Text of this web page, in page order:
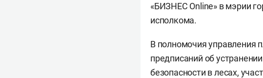
«БИЗНЕС Online» в мэрии
исполкома.
В полномочия управления
предписаний об
безопасности в лесах,